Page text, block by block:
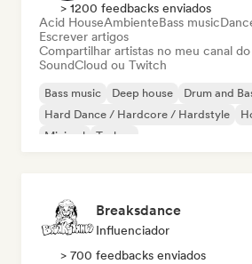
> 1200 feedbacks enviados
Acid HouseAmbienteBass music
Escrever artigos
Compartilhar artistas no meu canal do
SoundCloud ou Twitch
Bass music Deep house Drum and
Hard Dance / Hardcore / Hardstyle
Minimal
Techno
Breaksdance
Influenciador
> 700 feedbacks enviados